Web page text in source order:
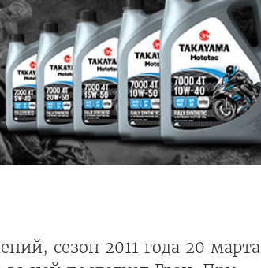
сезон 2011 года 20 марта